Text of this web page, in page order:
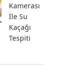
Kamerası
İle Su
Kaçağı
Tespiti